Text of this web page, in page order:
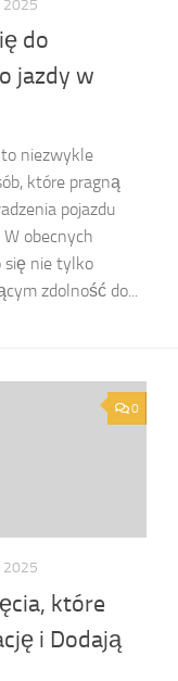
2025
do
jazdy w
to niezwykle
które pragną
pojazdu
obecnych
się nie tylko
zdolność do...
0
2025
które
i Dodają